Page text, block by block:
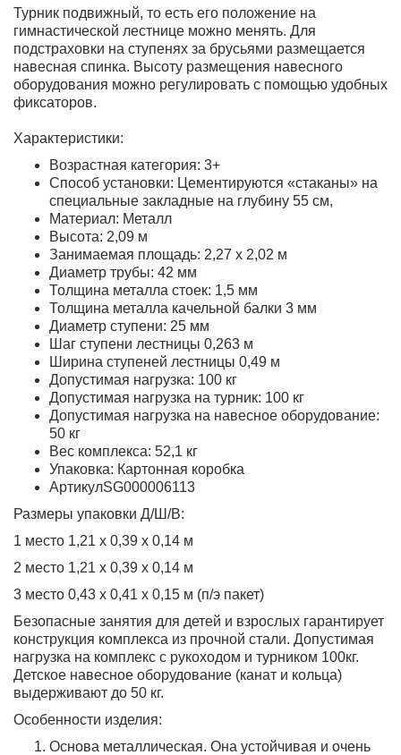
Турник подвижный, то есть его положение на
гимнастической лестнице можно менять. Для
подстраховки на ступенях за брусьями размещается
навесная спинка. Высоту размещения навесного
оборудования можно регулировать с помощью удобных
фиксаторов.
Характеристики:
Возрастная категория: 3+
Способ установки: Цементируются «стаканы» на
специальные закладные на глубину 55 см,
Материал: Металл
Высота: 2,09 м
Занимаемая площадь: 2,27 х 2,02 м
Диаметр трубы: 42 мм
Толщина металла стоек: 1,5 мм
Толщина металла качельной балки 3 мм
Диаметр ступени: 25 мм
Шаг ступени лестницы 0,263 м
Ширина ступеней лестницы 0,49 м
Допустимая нагрузка: 100 кг
Допустимая нагрузка на турник: 100 кг
Допустимая нагрузка на навесное оборудование:
50 кг
Вес комплекса: 52,1 кг
Упаковка: Картонная коробка
АртикулSG000006113
Размеры упаковки Д/Ш/В:
1 место 1,21 х 0,39 х 0,14 м
2 место 1,21 х 0,39 х 0,14 м
3 место 0,43 х 0,41 х 0,15 м (п/э пакет)
Безопасные занятия для детей и взрослых гарантирует
конструкция комплекса из прочной стали. Допустимая
нагрузка на комплекс с рукоходом и турником 100кг.
Детское навесное оборудование (канат и кольца)
выдерживают до 50 кг.
Особенности изделия:
Основа металлическая. Она устойчивая и очень